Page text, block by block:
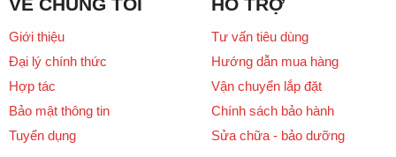
Giới thiệu
Đại lý chính thức
Hợp tác
Bảo mật thông tin
Tuyển dụng
Tư vấn tiêu dùng
Hướng dẫn mua hàng
Vận chuyển lắp đặt
Chính sách bảo hành
Sửa chữa - bảo dưỡng